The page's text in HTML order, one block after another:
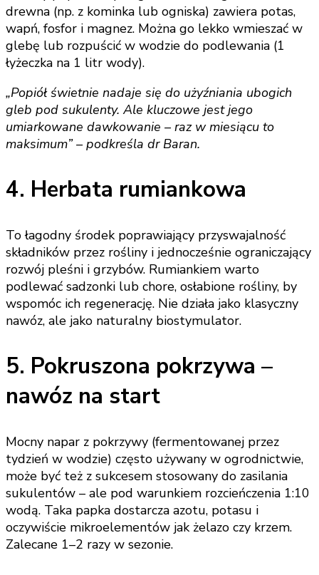
drewna (np. z kominka lub ogniska) zawiera potas,
wapń, fosfor i magnez. Można go lekko wmieszać w
glebę lub rozpuścić w wodzie do podlewania (1
łyżeczka na 1 litr wody).
„Popiół świetnie nadaje się do użyźniania ubogich
gleb pod sukulenty. Ale kluczowe jest jego
umiarkowane dawkowanie – raz w miesiącu to
maksimum” – podkreśla dr Baran.
4. Herbata rumiankowa
To łagodny środek poprawiający przyswajalność
składników przez rośliny i jednocześnie ograniczający
rozwój pleśni i grzybów. Rumiankiem warto
podlewać sadzonki lub chore, osłabione rośliny, by
wspomóc ich regenerację. Nie działa jako klasyczny
nawóz, ale jako naturalny biostymulator.
5. Pokruszona pokrzywa –
nawóz na start
Mocny napar z pokrzywy (fermentowanej przez
tydzień w wodzie) często używany w ogrodnictwie,
może być też z sukcesem stosowany do zasilania
sukulentów – ale pod warunkiem rozcieńczenia 1:10
wodą. Taka papka dostarcza azotu, potasu i
oczywiście mikroelementów jak żelazo czy krzem.
Zalecane 1–2 razy w sezonie.